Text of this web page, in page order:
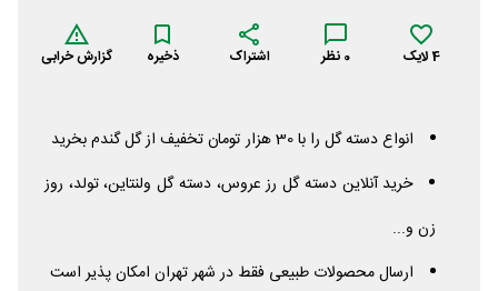
4 لایک 0 نظر اشتراک ذخیره گزارش خرابی
انواع دسته گل را با 30 هزار تومان تخفیف از گل گندم بخرید
خرید آنلاین دسته گل رز عروس، دسته گل ولنتاین، تولد، روز
زن و...
ارسال محصولات طبیعی فقط در شهر تهران امکان پذیر است